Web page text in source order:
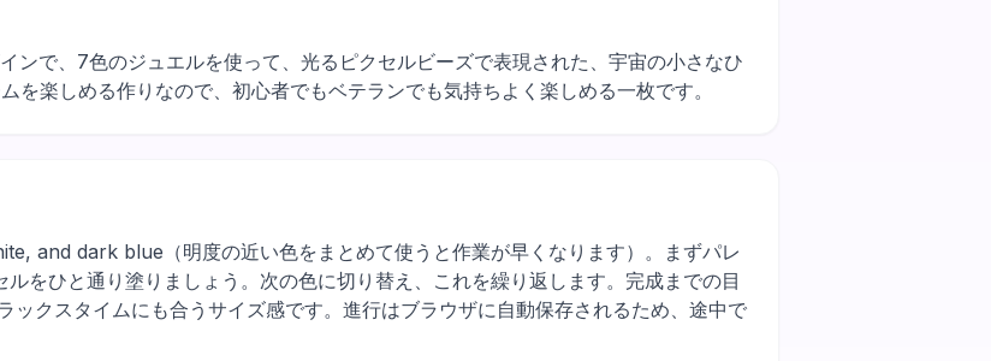
で、7色のジュエルを使って、光るピクセルビーズで表現された、宇宙の小さなひ
を楽しめる作りなので、初心者でもベテランでも気持ちよく楽しめる一枚です。
and dark blue（明度の近い色をまとめて使うと作業が早くなります）。まずパレ
をひと通り塗りましょう。次の色に切り替え、これを繰り返します。完成までの目
ックスタイムにも合うサイズ感です。進行はブラウザに自動保存されるため、途中で